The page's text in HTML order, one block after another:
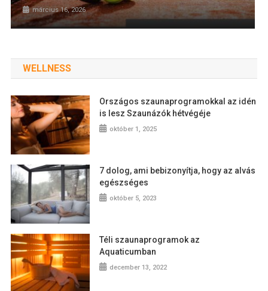
március 16, 2026
WELLNESS
Országos szaunaprogramokkal az idén
is lesz Szaunázók hétvégéje
október 1, 2025
7 dolog, ami bebizonyítja, hogy az alvás
egészséges
október 5, 2023
Téli szaunaprogramok az
Aquaticumban
december 13, 2022